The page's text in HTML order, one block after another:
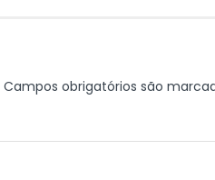
Campos obrigatórios são